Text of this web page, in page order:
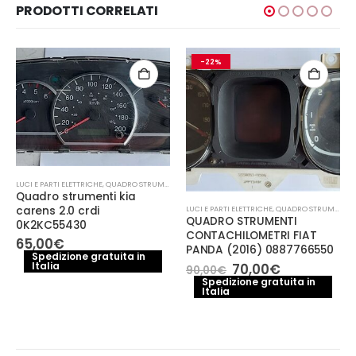
PRODOTTI CORRELATI
LUCI E PARTI ELETTRICHE,QUADRO STRUMENTI
Quadro strumenti kia
carens 2.0 crdi
0K2KC55430
65,00€
Spedizione gratuita in
Italia
-22%
LUCI E PARTI ELETTRICHE,QUADRO STRUMENTI
QUADRO STRUMENTI
CONTACHILOMETRI FIAT
PANDA (2016) 0887766550
90,00€ Il
prezzo
originale
70,00€Il
prezzo
attuale
Spedizione gratuita in
Italia